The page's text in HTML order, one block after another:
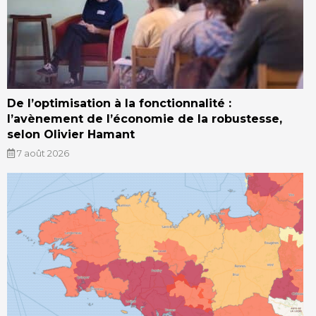
De l’optimisation à la fonctionnalité :
l’avènement de l’économie de la robustesse,
selon Olivier Hamant
7 août 2026